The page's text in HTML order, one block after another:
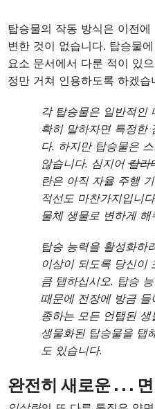
탑승물의 작동 방식은 이전
변한 것이 없습니다. 탑승물
요소 문서에서 다룬 적이 있
정만 거쳐 인용하도록 하겠습
각 탑승물은 일반적인
확히 말하자면 특정한
다. 하지만 탑승물은
않습니다. 심지어칼라
란은 아직 자율 주행
적선도 마찬가지입니
물체 생물로 변하게
탑승 능력을 활성화하
이상이 되도록 당신이
큼 탭하십시오. 탑승
때문에 전장에 방금
종하는 모든 언탭된
생물화된 탑승물을 탭
도 있습니다.
완전히 새로운 . . . 면